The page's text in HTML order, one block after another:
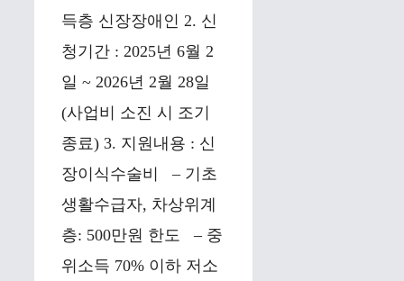
득층 신장장애인 2. 신
청기간 : 2025년 6월 2
일 ~ 2026년 2월 28일
(사업비 소진 시 조기
종료) 3. 지원내용 : 신
장이식수술비 – 기초
생활수급자, 차상위계
층: 500만원 한도 – 중
위소득 70% 이하 저소